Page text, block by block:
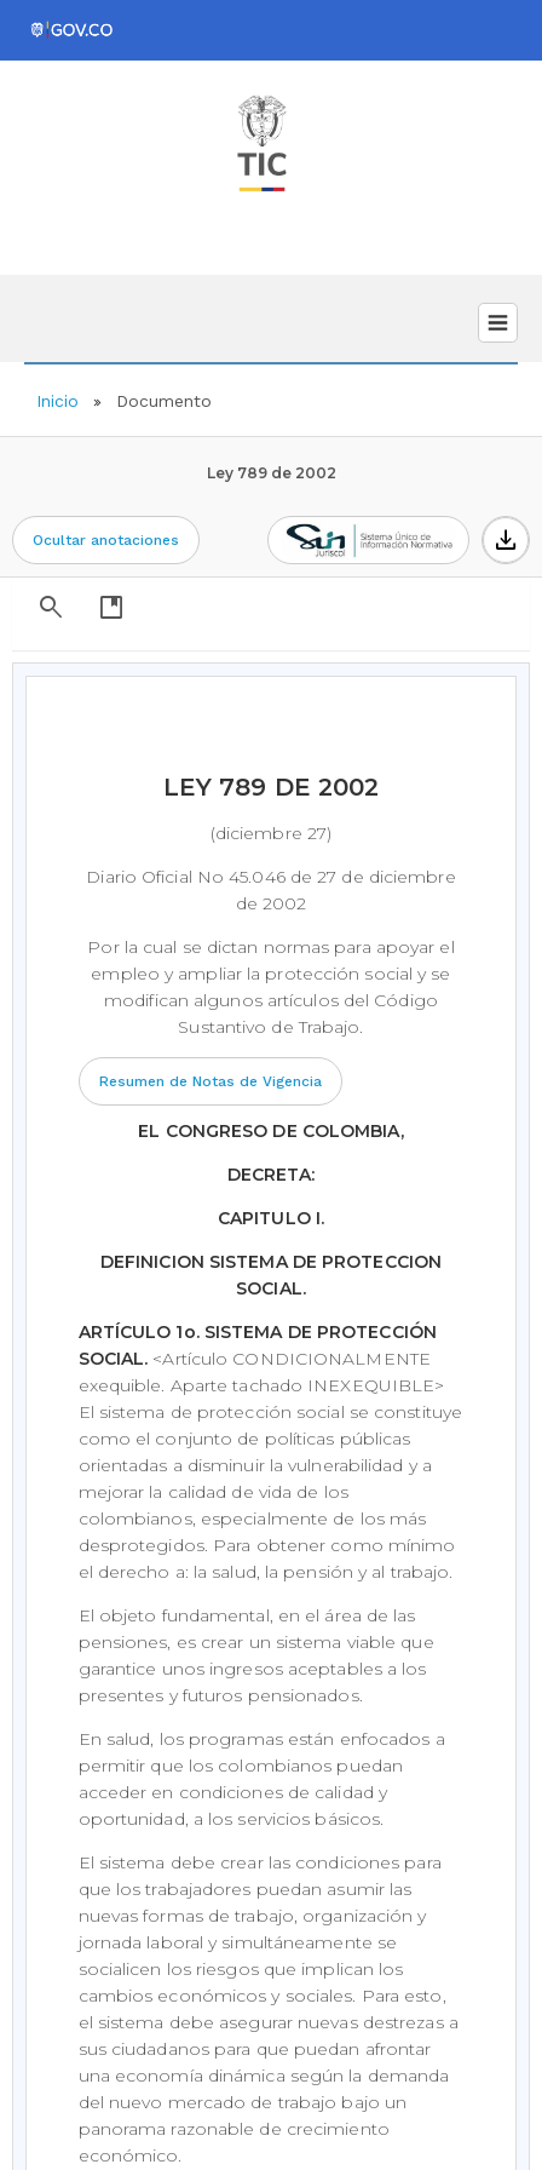
Inicio Documento
Ley 789 de 2002
Ocultar anotaciones
download
search
developer_guide
LEY 789 DE 2002
(diciembre 27)
Diario Oficial No 45.046 de 27 de diciembre
de 2002
Por la cual se dictan normas para apoyar el
empleo y ampliar la protección social y se
modifican algunos artículos del Código
Sustantivo de Trabajo.
Resumen de Notas de Vigencia
EL CONGRESO DE COLOMBIA,
DECRETA:
CAPITULO I.
DEFINICION SISTEMA DE PROTECCION
SOCIAL.
ARTÍCULO 1o. SISTEMA DE PROTECCIÓN
SOCIAL. <Artículo CONDICIONALMENTE
exequible. Aparte tachado INEXEQUIBLE>
El sistema de protección social se constituye
como el conjunto de políticas públicas
orientadas a disminuir la vulnerabilidad y a
mejorar la calidad de vida de los
colombianos, especialmente de los más
desprotegidos. Para obtener como mínimo
el derecho a: la salud, la pensión y al trabajo.
El objeto fundamental, en el área de las
pensiones, es crear un sistema viable que
garantice unos ingresos aceptables a los
presentes y futuros pensionados.
En salud, los programas están enfocados a
permitir que los colombianos puedan
acceder en condiciones de calidad y
oportunidad, a los servicios básicos.
El sistema debe crear las condiciones para
que los trabajadores puedan asumir las
nuevas formas de trabajo, organización y
jornada laboral y simultáneamente se
socialicen los riesgos que implican los
cambios económicos y sociales. Para esto,
el sistema debe asegurar nuevas destrezas a
sus ciudadanos para que puedan afrontar
una economía dinámica según la demanda
del nuevo mercado de trabajo bajo un
panorama razonable de crecimiento
económico.